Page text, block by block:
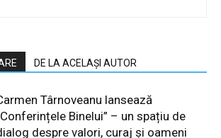
DE LA ACELAȘI AUTOR
Târnoveanu lansează
Binelui” – un spațiu de
despre valori, curaj și oameni